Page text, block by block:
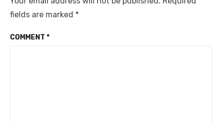
fields are marked *
COMMENT *